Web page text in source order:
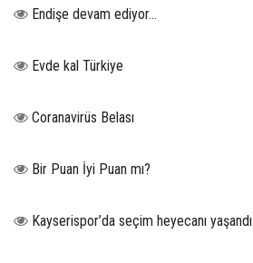
Endişe devam ediyor…
Evde kal Türkiye
Coranavirüs Belası
Bir Puan İyi Puan mı?
Kayserispor’da seçim heyecanı yaşandı